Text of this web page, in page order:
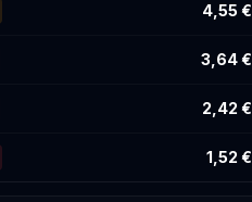
4,55 €
3,64 €
2,42 €
1,52 €